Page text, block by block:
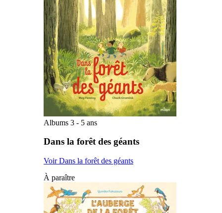
Albums 3 - 5 ans
Dans la forêt des géants
Voir Dans la forêt des géants
À paraître